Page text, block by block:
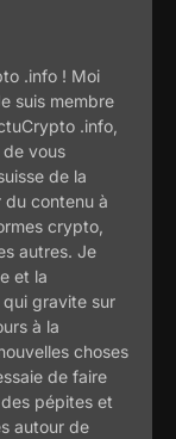
.info ! Moi
suis membre
.info,
vous
de la
du contenu à
crypto,
autres. Je
et la
gravite sur
à la
choses
de faire
pépites et
autour de